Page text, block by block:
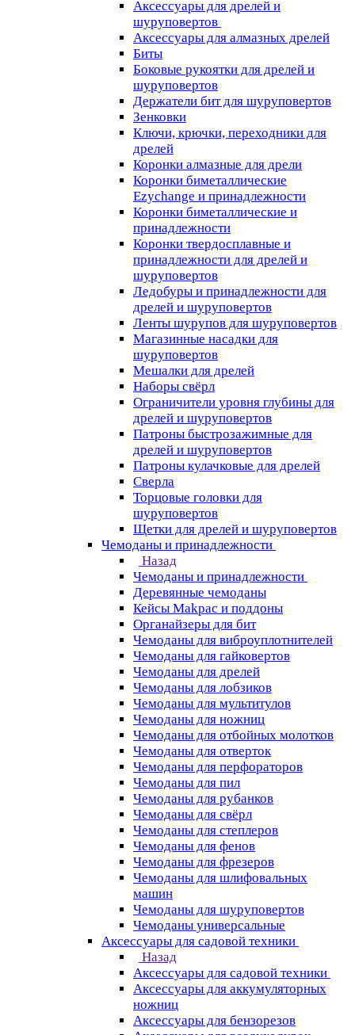
Аксессуары для дрелей и
шуруповертов
Аксессуары для алмазных дрелей
Биты
Боковые рукоятки для дрелей и
шуруповертов
Держатели бит для шуруповертов
Зенковки
Ключи, крючки, переходники для
дрелей
Коронки алмазные для дрели
Коронки биметаллические
Ezychange и принадлежности
Коронки биметаллические и
принадлежности
Коронки твердосплавные и
принадлежности для дрелей и
шуруповертов
Ледобуры и принадлежности для
дрелей и шуруповертов
Ленты шурупов для шуруповертов
Магазинные насадки для
шуруповертов
Мешалки для дрелей
Наборы свёрл
Ограничители уровня глубины для
дрелей и шуруповертов
Патроны быстрозажимные для
дрелей и шуруповертов
Патроны кулачковые для дрелей
Сверла
Торцовые головки для
шуруповертов
Щетки для дрелей и шуруповертов
Чемоданы и принадлежности
Назад
Чемоданы и принадлежности
Деревянные чемоданы
Кейсы Makpac и поддоны
Органайзеры для бит
Чемоданы для виброуплотнителей
Чемоданы для гайковертов
Чемоданы для дрелей
Чемоданы для лобзиков
Чемоданы для мультитулов
Чемоданы для ножниц
Чемоданы для отбойных молотков
Чемоданы для отверток
Чемоданы для перфораторов
Чемоданы для пил
Чемоданы для рубанков
Чемоданы для свёрл
Чемоданы для степлеров
Чемоданы для фенов
Чемоданы для фрезеров
Чемоданы для шлифовальных
машин
Чемоданы для шуруповертов
Чемоданы универсальные
Аксессуары для садовой техники
Назад
Аксессуары для садовой техники
Аксессуары для аккумуляторных
ножниц
Аксессуары для бензорезов